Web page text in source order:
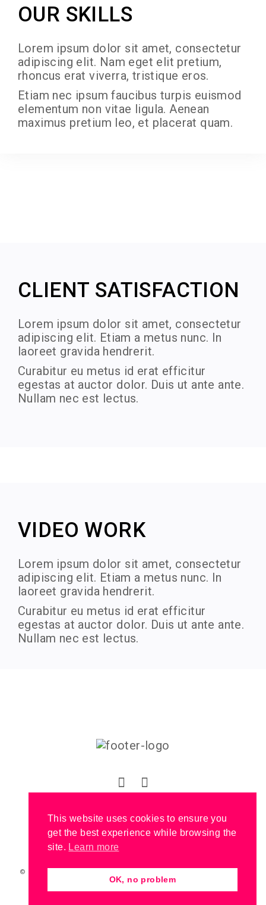
OUR SKILLS
Lorem ipsum dolor sit amet, consectetur
adipiscing elit. Nam eget elit pretium,
rhoncus erat viverra, tristique eros.
Etiam nec ipsum faucibus turpis euismod
elementum non vitae ligula. Aenean
maximus pretium leo, et placerat quam.
CLIENT SATISFACTION
Lorem ipsum dolor sit amet, consectetur
adipiscing elit. Etiam a metus nunc. In
laoreet gravida hendrerit.
Curabitur eu metus id erat efficitur
egestas at auctor dolor. Duis ut ante ante.
Nullam nec est lectus.
VIDEO WORK
Lorem ipsum dolor sit amet, consectetur
adipiscing elit. Etiam a metus nunc. In
laoreet gravida hendrerit.
Curabitur eu metus id erat efficitur
egestas at auctor dolor. Duis ut ante ante.
Nullam nec est lectus.
© 2020 - COPYRIGHT ARTHUR BOSTROM. BRANDO IS PROUDLY
THEMEZAA.SETUP AND CONFIGURATION BY
This website uses cookies to ensure you
get the best experience while browsing the
site. Learn more
OK, no problem